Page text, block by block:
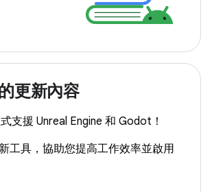
更新內容
支援 Unreal Engine 和 Godot！
工具，協助您提高工作效率並啟用